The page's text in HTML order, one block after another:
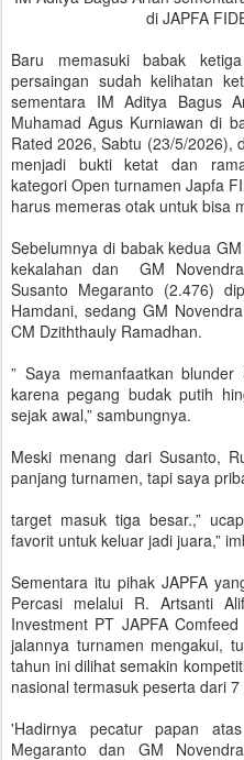
di JAPFA
Baru memasuki babak
persaingan sudah kelihatan
sementara IM Aditya Bagus
Muhamad Agus Kurniawan di
Rated 2026, Sabtu (23/5/2026),
menjadi bukti ketat dan
kategori Open turnamen Japfa
harus memeras otak untuk bisa
Sebelumnya di babak kedua
kekalahan dan GM
Susanto Megaranto (2.476)
Hamdani, sedang GM
CM Dziththauly Ramadhan.
” Saya memanfaatkan blunder
karena pegang budak putih
sejak awal,” sambungnya.
Meski menang dari Susanto,
panjang turnamen, tapi saya
target masuk tiga besar.,”
favorit untuk keluar jadi juara,”
Sementara itu pihak JAPFA
Percasi melalui R. Artsanti
Investment PT JAPFA
jalannya turnamen mengakui,
tahun ini dilihat semakin
nasional termasuk peserta dari
'Hadirnya pecatur papan
Megaranto dan GM